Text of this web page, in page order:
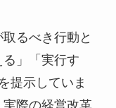
るべき行動と
」「実行す
提示していま